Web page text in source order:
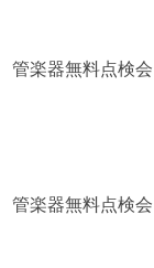
管楽器無料点検会
管楽器無料点検会